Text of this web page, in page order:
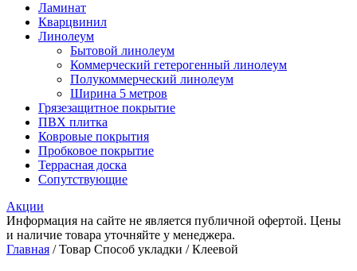
Ламинат
Кварцвинил
Линолеум
Бытовой линолеум
Коммерческий гетерогенный линолеум
Полукоммерческий линолеум
Ширина 5 метров
Грязезащитное покрытие
ПВХ плитка
Ковровые покрытия
Пробковое покрытие
Террасная доска
Сопутствующие
Акции
Информация на сайте не является публичной офертой. Цены
и наличие товара уточняйте у менеджера.
Главная / Товар Способ укладки / Клеевой